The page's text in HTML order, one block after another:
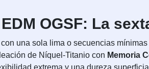
OGSF: La
una sola lima o secuencias
de Níquel-Titanio con Memoria
extrema y una dureza